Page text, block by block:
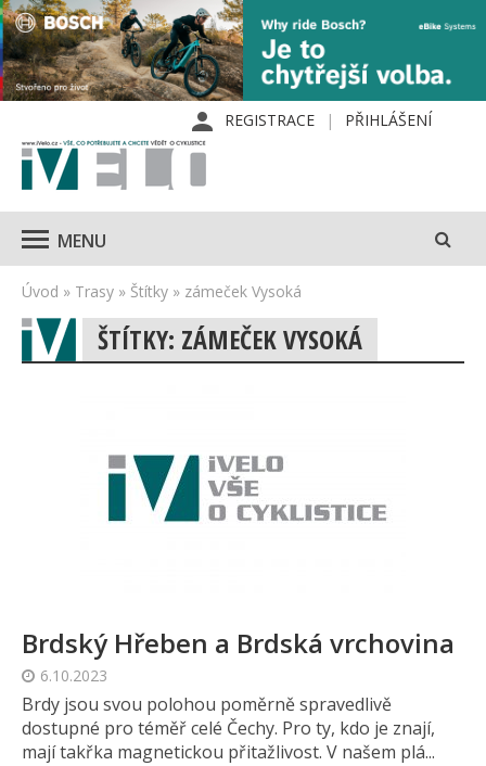
REGISTRACE PŘIHLÁŠENÍ
MENU
Úvod » Trasy » Štítky » zámeček Vysoká
ŠTÍTKY: ZÁMEČEK VYSOKÁ
Brdský Hřeben a Brdská vrchovina
6.10.2023
Brdy jsou svou polohou poměrně spravedlivě
dostupné pro téměř celé Čechy. Pro ty, kdo je znají,
mají takřka magnetickou přitažlivost. V našem plá...